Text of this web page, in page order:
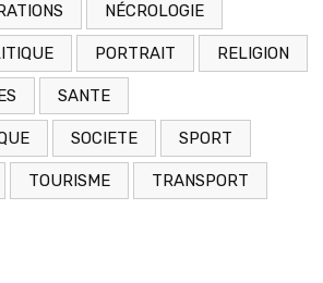
NÉCROLOGIE
PORTRAIT RELIGION
SANTE
SOCIETE SPORT
TOURISME TRANSPORT